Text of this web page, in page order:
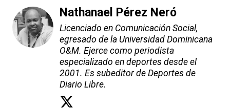
Nathanael Pérez Neró
Licenciado en Comunicación Social,
egresado de la Universidad Dominicana
O&M. Ejerce como periodista
especializado en deportes desde el
2001. Es subeditor de Deportes de
Diario Libre.